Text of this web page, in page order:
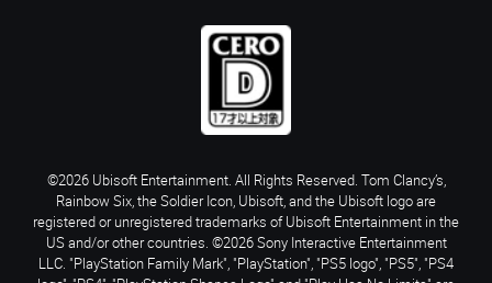
©2026 Ubisoft Entertainment. All Rights Reserved. Tom Clancy’s,
Rainbow Six, the Soldier Icon, Ubisoft, and the Ubisoft logo are
registered or unregistered trademarks of Ubisoft Entertainment in the
US and/or other countries. ©2026 Sony Interactive Entertainment
LLC. "PlayStation Family Mark", "PlayStation", "PS5 logo", "PS5", "PS4